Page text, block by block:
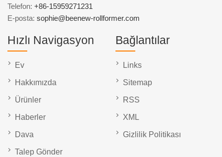
Telefon: +86-15959271231
E-posta: sophie@beenew-rollformer.com
Hızlı Navigasyon
Ev
Hakkımızda
Ürünler
Haberler
Dava
Talep Gönder
Bağlantılar
Links
Sitemap
RSS
XML
Gizlilik Politikası